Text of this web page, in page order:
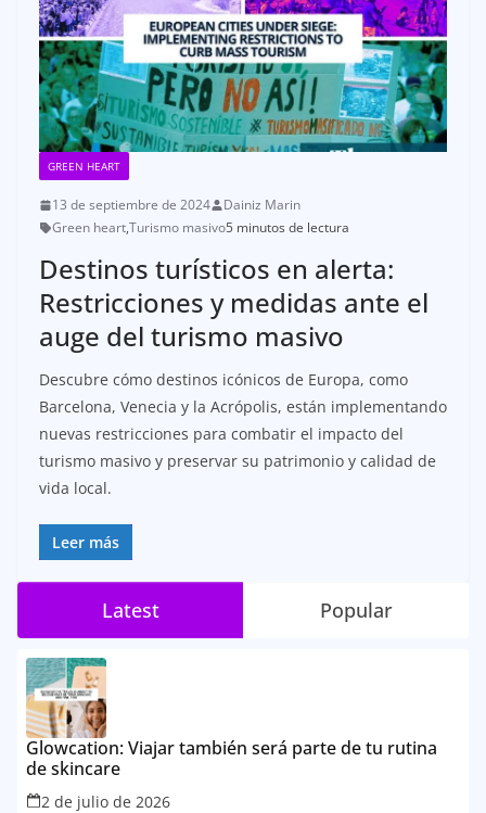
GREEN HEART
13 de septiembre de 2024
Dainiz Marin
Green heart,Turismo masivo5 minutos de lectura
Destinos turísticos en alerta:
Restricciones y medidas ante el
auge del turismo masivo
Descubre cómo destinos icónicos de Europa, como
Barcelona, Venecia y la Acrópolis, están implementando
nuevas restricciones para combatir el impacto del
turismo masivo y preservar su patrimonio y calidad de
vida local.
Leer más
Latest Popular
Glowcation: Viajar también será parte de tu rutina
de skincare
2 de julio de 2026